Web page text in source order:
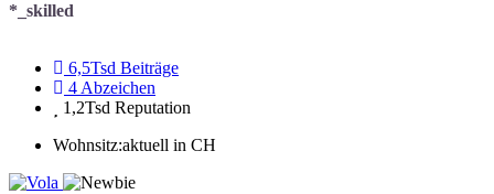
*_skilled
6,5Tsd Beiträge
4 Abzeichen
1,2Tsd Reputation
Wohnsitz:aktuell in CH